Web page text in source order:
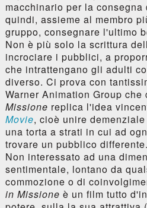
macchinario per la
quindi, assieme al membro
gruppo, consegnare l'ultimo
Non è più solo la scrittura
incrociare i pubblici, a
che intrattengano gli adulti
diverso. Ci prova con
Warner Animation Group che
Missione replica l'idea
Movie, cioè unire
una torta a strati in cui ad
trovare un pubblico differente.
Non interessato ad una
sentimentale, lontano da
commozione o di
in Missione è un film tutto